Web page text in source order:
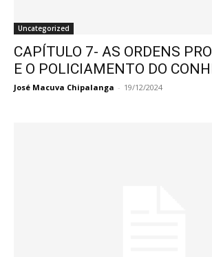
Uncategorized
CAPÍTULO 7- AS ORDENS
E O POLICIAMENTO DO
José Macuva Chipalanga - 19/12/2024